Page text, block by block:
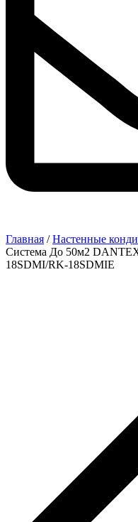
Главная /Настенные
Система До 50м2
18SDMI/RK-18SDMIE